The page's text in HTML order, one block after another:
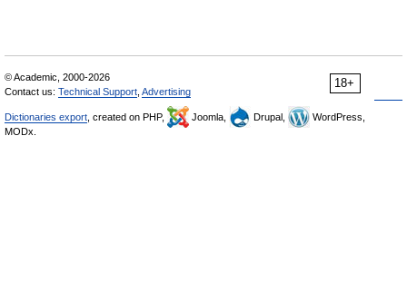
18+
© Academic, 2000-2026
Contact us: Technical Support Advertising
Dictionaries export , created on PHP, Joomla, Drupal,
WordPress,
MODx.